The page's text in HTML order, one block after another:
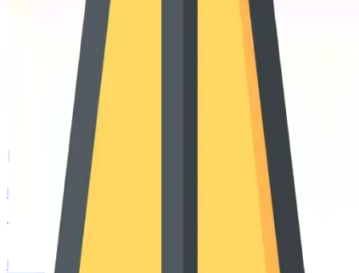
Mashxur kurslar
Barchasi
Top o'qituvchilar
Barchasi